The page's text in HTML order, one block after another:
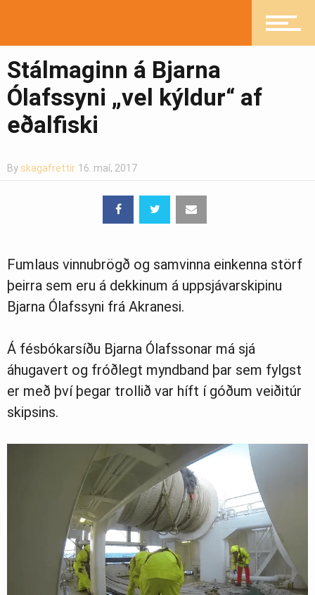
Íþróttir
Mannlíf
Ljósmyndasafn
Stálmaginn á Bjarna
Ólafssyni „vel kýldur“ af
eðalfiski
By skagafrettir 16. maí, 2017
Fumlaus vinnubrögð og samvinna einkenna störf
þeirra sem eru á dekkinum á uppsjávarskipinu
Bjarna Ólafssyni frá Akranesi.
Á fésbókarsíðu Bjarna Ólafssonar má sjá
áhugavert og fróðlegt myndband þar sem fylgst
er með því þegar trollið var híft í góðum veiðitúr
skipsins.